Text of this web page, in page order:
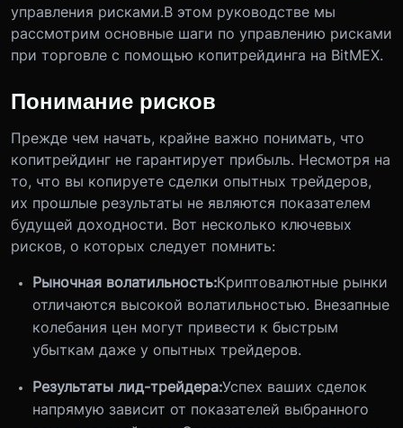
управления рисками.В этом руководстве мы
рассмотрим основные шаги по управлению рисками
при торговле с помощью копитрейдинга на BitMEX.
Понимание рисков
Прежде чем начать, крайне важно понимать, что
копитрейдинг не гарантирует прибыль. Несмотря на
то, что вы копируете сделки опытных трейдеров,
их прошлые результаты не являются показателем
будущей доходности. Вот несколько ключевых
рисков, о которых следует помнить:
Рыночная волатильность:Криптовалютные рынки
отличаются высокой волатильностью. Внезапные
колебания цен могут привести к быстрым
убыткам даже у опытных трейдеров.
Результаты лид-трейдера:Успех ваших сделок
напрямую зависит от показателей выбранного